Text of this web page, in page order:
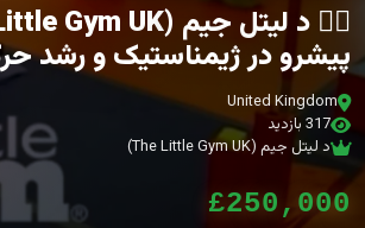
پیشرو در ژیمناستیک و رشد
United Kingdom
317 بازدید
د لیتل جیم (The Little Gym UK)
£250,000